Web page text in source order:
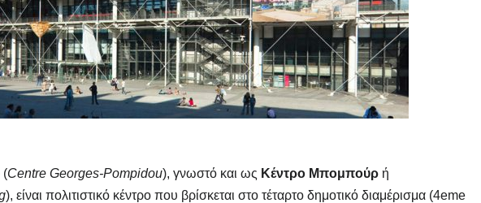
(Centre Georges-Pompidou), γνωστό και ως Κέντρο Μπομπούρ ή
), είναι πολιτιστικό κέντρο που βρίσκεται στο τέταρτο δημοτικό διαμέρισμα (4eme